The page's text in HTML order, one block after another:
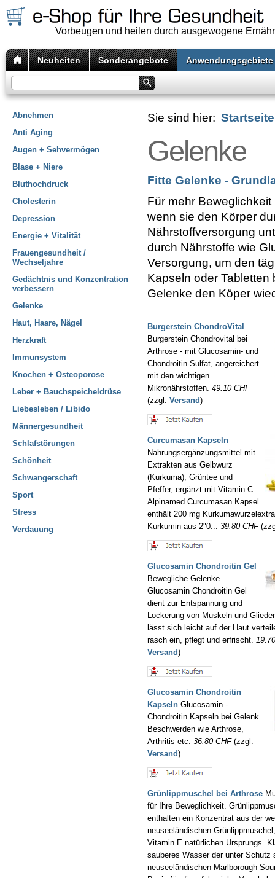
Vorbeugen und heilen durch ausgewogene
Neuheiten Sonderangebote Anwendungsgebiete
Abnehmen
Anti Aging
Augen + Sehvermögen
Blase + Niere
Bluthochdruck
Cholesterin
Depression
Energie + Vitalität
Frauengesundheit /
Wechseljahre
Gedächtnis und Konzentration
verbessern
Gelenke
Haut, Haare, Nägel
Herzkraft
Immunsystem
Knochen + Osteoporose
Leber + Bauchspeicheldrüse
Liebesleben / Libido
Männergesundheit
Schlafstörungen
Schönheit
Schwangerschaft
Sport
Stress
Verdauung
Sie sind hier: Startseite
Gelenke
Fitte Gelenke -
Für mehr
wenn sie den Körper
Nährstoffversorgung
durch Nährstoffe wie
Versorgung, um den
Kapseln oder
Gelenke den Köper
Burgerstein ChondroVital
Burgerstein Chondrovital bei
Arthrose - mit Glucosamin- und
Chondroitin-Sulfat, angereichert
mit den wichtigen
Mikronährstoffen. 49.10 CHF
(zzgl. Versand)
Curcumasan Kapseln
Nahrungsergänzungsmittel mit
Extrakten aus Gelbwurz
(Kurkuma), Grüntee und
Pfeffer, ergänzt mit Vitamin C
Alpinamed Curcumasan Kapsel
enthält 200 mg
Kurkumin aus 2"0... 39.80 CHF
Glucosamin Chondroitin Gel
Bewegliche Gelenke.
Glucosamin Chondroitin Gel
dient zur Entspannung und
Lockerung von Muskeln und
lässt sich leicht auf der Haut
rasch ein, pflegt und erfrischt.
Versand)
Glucosamin Chondroitin
Kapseln Glucosamin -
Chondroitin Kapseln bei Gelenk
Beschwerden wie Arthrose,
Arthritis etc. 36.80 CHF(zzgl.
Versand)
Grünlippmuschel bei Arthrose
für Ihre Beweglichkeit.
enthalten ein Konzentrat aus der
neuseeländischen
Vitamin E natürlichen Ursprungs.
sauberes Wasser der unter Schutz
neuseeländischen Marlborough